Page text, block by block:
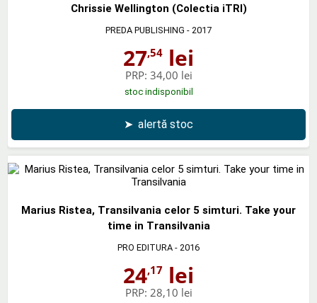
Chrissie Wellington (Colectia iTRI)
PREDA PUBLISHING - 2017
27,54 lei
PRP: 34,00 lei
stoc indisponibil
➤ alertă stoc
Marius Ristea, Transilvania celor 5 simturi. Take your
time in Transilvania
PRO EDITURA - 2016
24,17 lei
PRP: 28,10 lei